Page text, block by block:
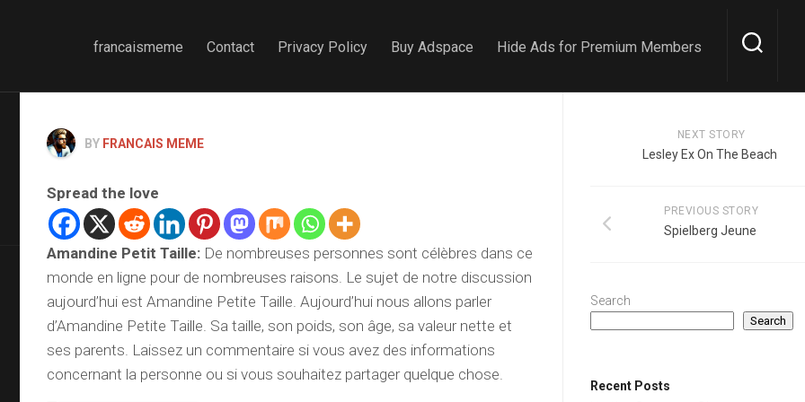
francaismeme Contact Privacy Policy Buy Adspace Hide Ads for Premium Members
BY FRANCAIS MEME
Spread the love
Amandine Petit Taille: De nombreuses personnes sont célèbres dans ce
monde en ligne pour de nombreuses raisons. Le sujet de notre discussion
aujourd’hui est Amandine Petite Taille. Aujourd’hui nous allons parler
d’Amandine Petite Taille. Sa taille, son poids, son âge, sa valeur nette et
ses parents. Laissez un commentaire si vous avez des informations
concernant la personne ou si vous souhaitez partager quelque chose.
NEXT STORY
Lesley Ex On The Beach
PREVIOUS STORY
Spielberg Jeune
Search
Search
Recent Posts